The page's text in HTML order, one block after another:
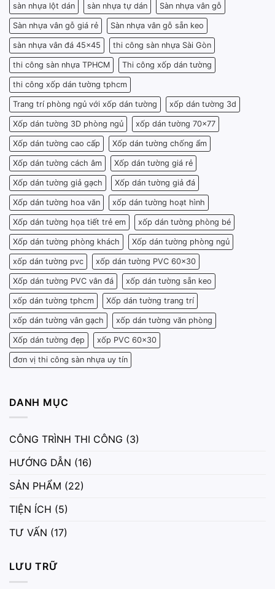
sàn nhựa lột dán sàn nhựa tự dán Sàn nhựa vân gỗ
Sàn nhựa vân gỗ giá rẻ Sàn nhựa vân gỗ sẵn keo
sàn nhựa vân đá 45x45 thi công sàn nhựa Sài Gòn
thi công sàn nhựa TPHCM Thi công xốp dán tường
thi công xốp dán tường tphcm
Trang trí phòng ngủ với xốp dán tường xốp dán tường 3d
Xốp dán tường 3D phòng ngủ xốp dán tường 70x77
Xốp dán tường cao cấp Xốp dán tường chống ẩm
Xốp dán tường cách âm Xốp dán tường giá rẻ
Xốp dán tường giả gạch Xốp dán tường giả đá
Xốp dán tường hoa văn xốp dán tường hoạt hình
Xốp dán tường họa tiết trẻ em xốp dán tường phòng bé
Xốp dán tường phòng khách Xốp dán tường phòng ngủ
xốp dán tường pvc xốp dán tường PVC 60x30
Xốp dán tường PVC vân đá xốp dán tường sẵn keo
xốp dán tường tphcm Xốp dán tường trang trí
xốp dán tường vân gạch xốp dán tường văn phòng
Xốp dán tường đẹp xốp PVC 60x30
đơn vị thi công sàn nhựa uy tín
DANH MỤC
CÔNG TRÌNH THI CÔNG (3)
HƯỚNG DẪN (16)
SẢN PHẨM (22)
TIỆN ÍCH (5)
TƯ VẤN (17)
LƯU TRỮ